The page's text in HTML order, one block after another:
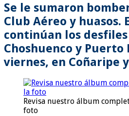
Se le sumaron
Club Aéreo y huasos.
continúan los
Choshuenco y Puerto
viernes, en Coñaripe
Revisa nuestro álbum
foto